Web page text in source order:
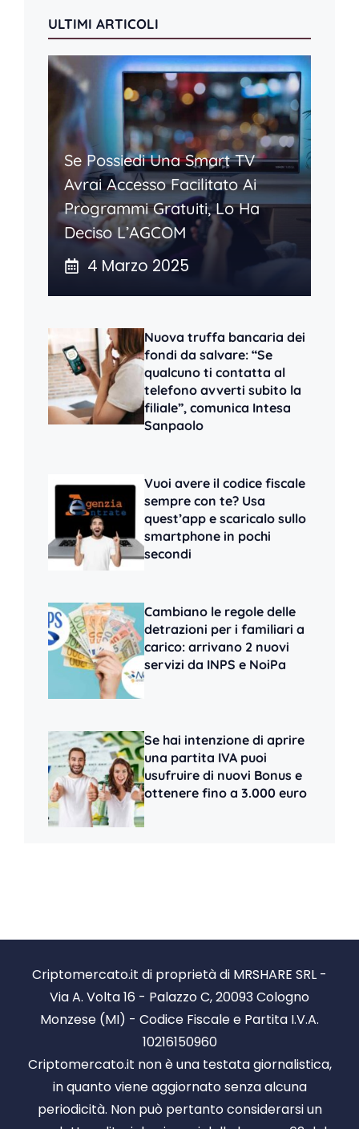
ULTIMI ARTICOLI
Se Possiedi Una Smart TV
Avrai Accesso Facilitato Ai
Programmi Gratuiti, Lo Ha
Deciso L’AGCOM
4 Marzo 2025
Nuova truffa bancaria dei
fondi da salvare: “Se
qualcuno ti contatta al
telefono avverti subito la
filiale”, comunica Intesa
Sanpaolo
Vuoi avere il codice fiscale
sempre con te? Usa
quest’app e scaricalo sullo
smartphone in pochi
secondi
Cambiano le regole delle
detrazioni per i familiari a
carico: arrivano 2 nuovi
servizi da INPS e NoiPa
Se hai intenzione di aprire
una partita IVA puoi
usufruire di nuovi Bonus e
ottenere fino a 3.000 euro
Criptomercato.it di proprietà di MRSHARE SRL -
Via A. Volta 16 - Palazzo C, 20093 Cologno
Monzese (MI) - Codice Fiscale e Partita I.V.A.
10216150960
Criptomercato.it non è una testata giornalistica,
in quanto viene aggiornato senza alcuna
periodicità. Non può pertanto considerarsi un